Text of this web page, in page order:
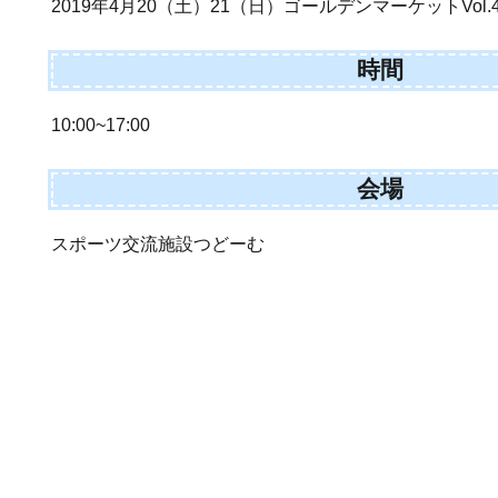
2019年4月20（土）21（日）ゴールデンマーケット
時間
10:00~17:00
会場
スポーツ交流施設つどーむ